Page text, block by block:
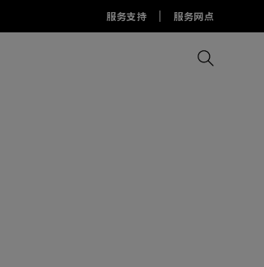
服务支持 服务网点